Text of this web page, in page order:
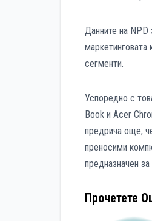
Данните на NPD
маркетинговата
сегменти.
Успоредно с
Book и Acer
предрича още,
преносими
предназначен
Прочетете